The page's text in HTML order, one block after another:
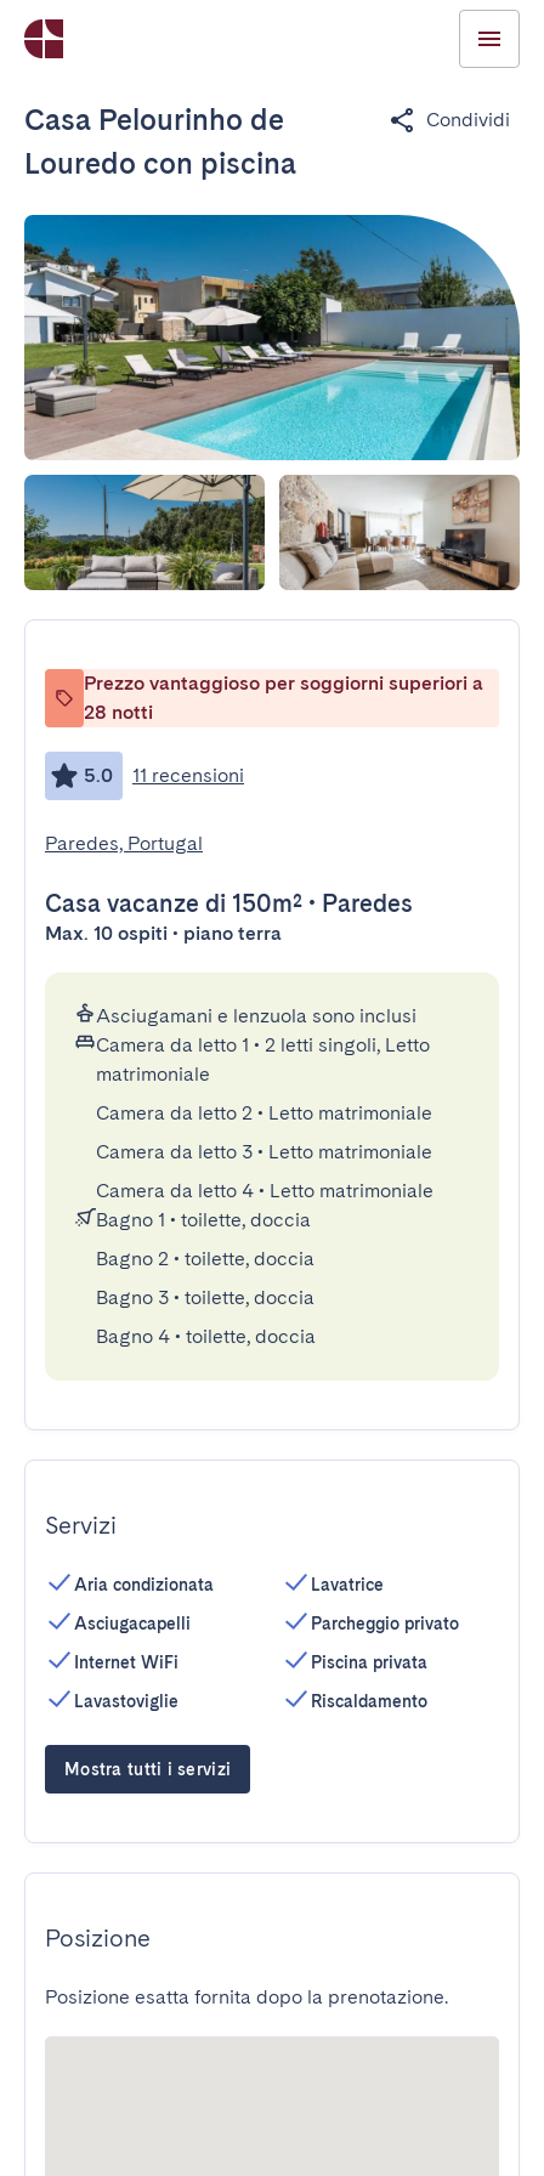
Casa Pelourinho de
Louredo con piscina
Condividi
Prezzo vantaggioso per soggiorni superiori a
28 notti
5.0 11 recensioni
Paredes, Portugal
Casa vacanze di 150m² • Paredes
Max. 10 ospiti • piano terra
Asciugamani e lenzuola sono inclusi
Camera da letto 1 • 2 letti singoli, Letto
matrimoniale
Camera da letto 2 • Letto matrimoniale
Camera da letto 3 • Letto matrimoniale
Camera da letto 4 • Letto matrimoniale
Bagno 1 • toilette, doccia
Bagno 2 • toilette, doccia
Bagno 3 • toilette, doccia
Bagno 4 • toilette, doccia
Servizi
Aria condizionata
Asciugacapelli
Internet WiFi
Lavastoviglie
Lavatrice
Parcheggio privato
Piscina privata
Riscaldamento
Mostra tutti i servizi
Posizione
Posizione esatta fornita dopo la prenotazione.